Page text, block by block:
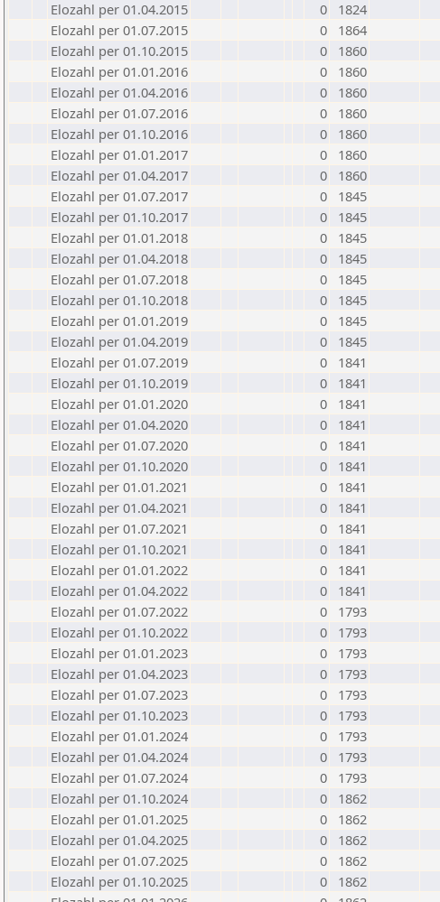
Elozahl per 01.04.2015
0
1824
Elozahl per 01.07.2015
0
1864
Elozahl per 01.10.2015
0
1860
Elozahl per 01.01.2016
0
1860
Elozahl per 01.04.2016
0
1860
Elozahl per 01.07.2016
0
1860
Elozahl per 01.10.2016
0
1860
Elozahl per 01.01.2017
0
1860
Elozahl per 01.04.2017
0
1860
Elozahl per 01.07.2017
0
1845
Elozahl per 01.10.2017
0
1845
Elozahl per 01.01.2018
0
1845
Elozahl per 01.04.2018
0
1845
Elozahl per 01.07.2018
0
1845
Elozahl per 01.10.2018
0
1845
Elozahl per 01.01.2019
0
1845
Elozahl per 01.04.2019
0
1845
Elozahl per 01.07.2019
0
1841
Elozahl per 01.10.2019
0
1841
Elozahl per 01.01.2020
0
1841
Elozahl per 01.04.2020
0
1841
Elozahl per 01.07.2020
0
1841
Elozahl per 01.10.2020
0
1841
Elozahl per 01.01.2021
0
1841
Elozahl per 01.04.2021
0
1841
Elozahl per 01.07.2021
0
1841
Elozahl per 01.10.2021
0
1841
Elozahl per 01.01.2022
0
1841
Elozahl per 01.04.2022
0
1841
Elozahl per 01.07.2022
0
1793
Elozahl per 01.10.2022
0
1793
Elozahl per 01.01.2023
0
1793
Elozahl per 01.04.2023
0
1793
Elozahl per 01.07.2023
0
1793
Elozahl per 01.10.2023
0
1793
Elozahl per 01.01.2024
0
1793
Elozahl per 01.04.2024
0
1793
Elozahl per 01.07.2024
0
1793
Elozahl per 01.10.2024
0
1862
Elozahl per 01.01.2025
0
1862
Elozahl per 01.04.2025
0
1862
Elozahl per 01.07.2025
0
1862
Elozahl per 01.10.2025
0
1862